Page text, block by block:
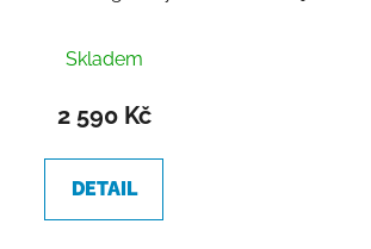
Skladem
2 590 Kč
DETAIL